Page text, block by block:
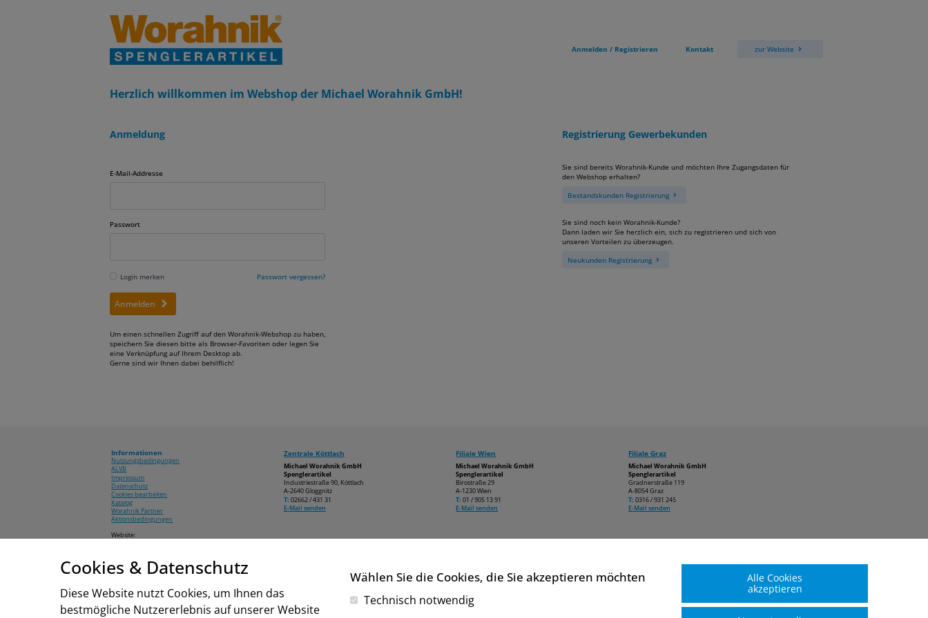
Anmelden / Registrieren Kontakt zur Website
Herzlich willkommen im Webshop der Michael Worahnik GmbH!
Anmeldung
E-Mail-Addresse
Passwort
Login merken Passwort vergessen?
Anmelden
Um einen schnellen Zugriff auf den Worahnik-Webshop zu haben,
speichern Sie diesen bitte als Browser-Favoriten oder legen Sie
eine Verknüpfung auf Ihrem Desktop ab.
Gerne sind wir Ihnen dabei behilflich!
Registrierung Gewerbekunden
Sie sind bereits Worahnik-Kunde und möchten Ihre Zugangsdaten für
den Webshop erhalten?
Bestandskunden Registrierung
Sie sind noch kein Worahnik-Kunde?
Dann laden wir Sie herzlich ein, sich zu registrieren und sich von
unseren Vorteilen zu überzeugen.
Neukunden Registrierung
Informationen
Nutzungsbedingungen
ALVB
Impressum
Datenschutz
Cookies bearbeiten
Katalog
Worahnik Partner
Aktionsbedingungen
Website:
Zentrale Köttlach
Michael Worahnik GmbH
Spenglerartikel
Industriestraße 90, Köttlach
A-2640 Gloggnitz
T: 02662 / 431 31
E-Mail senden
Filiale Wien
Michael Worahnik GmbH
Spenglerartikel
Birostraße 29
A-1230 Wien
T: 01 / 905 13 91
E-Mail senden
Filiale Graz
Michael Worahnik GmbH
Spenglerartikel
Gradnerstraße 119
A-8054 Graz
T: 0316 / 931 245
E-Mail senden
Cookies & Datenschutz
Diese Website nutzt Cookies, um Ihnen das
bestmögliche Nutzererlebnis auf unserer Website
Wählen Sie die Cookies, die Sie akzeptieren möchten
Technisch notwendig
Alle Cookies
akzeptieren